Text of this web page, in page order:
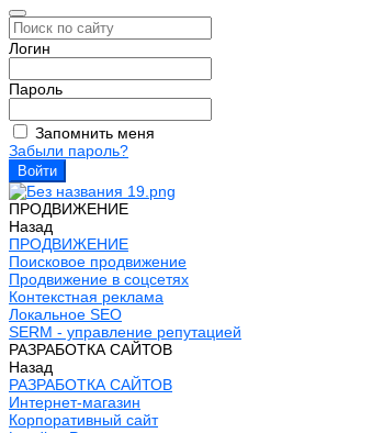
Логин
Пароль
Запомнить меня
Забыли пароль?
ПРОДВИЖЕНИЕ
Назад
ПРОДВИЖЕНИЕ
Поисковое продвижение
Продвижение в соцсетях
Контекстная реклама
Локальное SEO
SERM - управление репутацией
РАЗРАБОТКА САЙТОВ
Назад
РАЗРАБОТКА САЙТОВ
Интернет-магазин
Корпоративный сайт